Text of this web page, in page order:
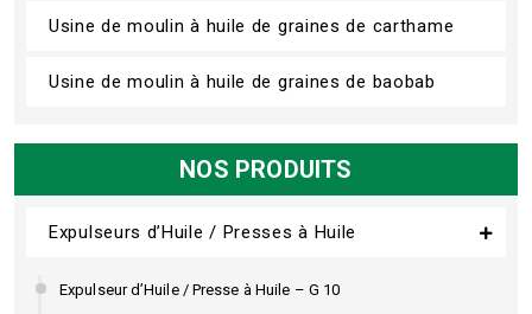
Usine de moulin à huile de graines de carthame
Usine de moulin à huile de graines de baobab
NOS PRODUITS
Expulseurs d’Huile / Presses à Huile
Expulseur d’Huile / Presse à Huile – G 10